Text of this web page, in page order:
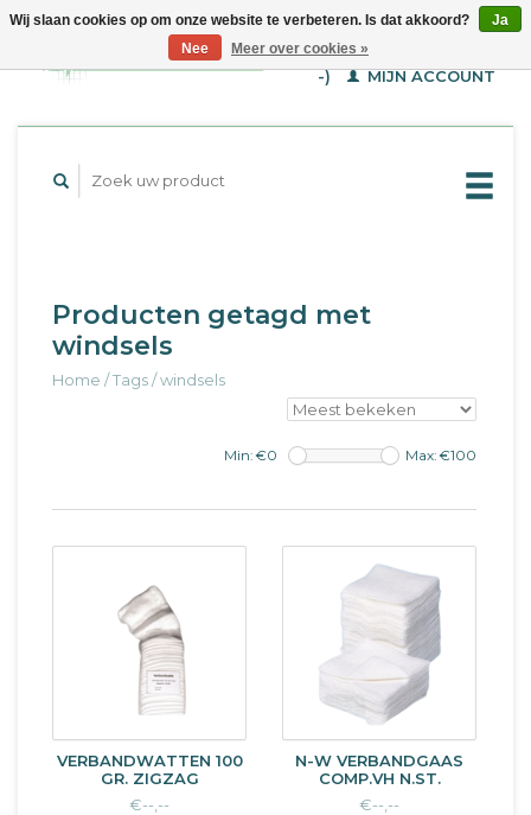
WINKELWAGEN (€--,-
-)
MIJN ACCOUNT
Producten getagd met
windsels
Home /Tags/windsels
Min: €0 Max: €100
VERBANDWATTEN 100
GR. ZIGZAG
€--,--
N-W VERBANDGAAS
COMP.VH N.ST.
€--,--
Wij slaan cookies op om onze website te verbeteren. Is dat akkoord?
Ja
Nee
Meer over cookies »